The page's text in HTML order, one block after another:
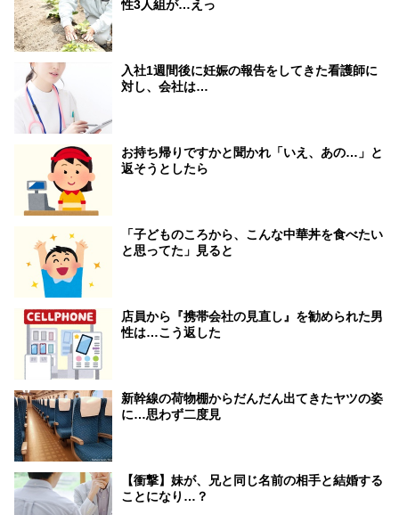
性3人組が…えっ
入社1週間後に妊娠の報告をしてきた看護師に
対し、会社は…
お持ち帰りですかと聞かれ「いえ、あの…」と
返そうとしたら
「子どものころから、こんな中華丼を食べたい
と思ってた」見ると
店員から『携帯会社の見直し』を勧められた男
性は…こう返した
新幹線の荷物棚からだんだん出てきたヤツの姿
に…思わず二度見
【衝撃】妹が、兄と同じ名前の相手と結婚する
ことになり…？